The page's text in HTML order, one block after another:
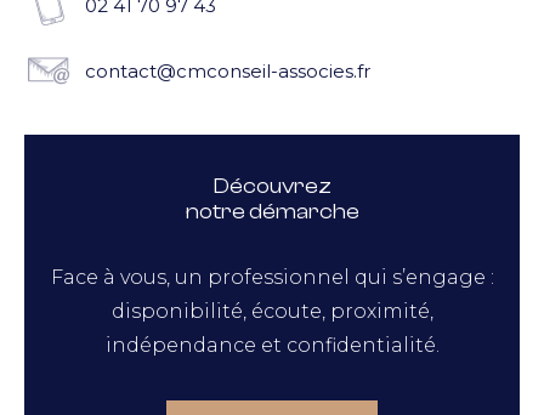
02 41 70 97 43
contact@cmconseil-associes.fr
Découvrez
notre démarche
Face à vous, un professionnel qui s’engage :
disponibilité, écoute, proximité,
indépendance et confidentialité.